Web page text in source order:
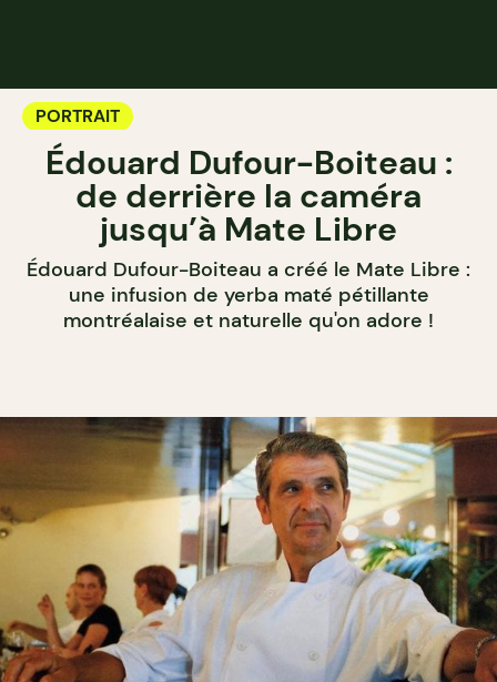
PORTRAIT
Édouard Dufour-Boiteau :
de derrière la caméra
jusqu’à Mate Libre
Édouard Dufour-Boiteau a créé le Mate Libre :
une infusion de yerba maté pétillante
montréalaise et naturelle qu'on adore !